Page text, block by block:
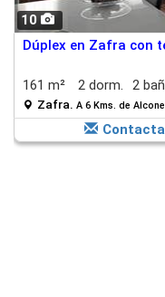
10
Dúplex en Zafra con
161 m² 2 dorm. 2
Zafra. A 6 Kms. de